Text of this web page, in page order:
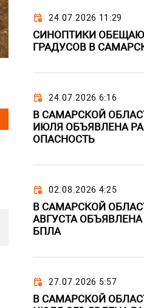
24.07.2026 11:29
СИНОПТИКИ
ГРАДУСОВ В
24.07.2026 6:16
В САМАРСКОЙ
ИЮЛЯ ОБЪЯВЛЕНА
ОПАСНОСТЬ
02.08.2026 4:25
В САМАРСКОЙ
АВГУСТА ОБЪЯВЛЕНА
БПЛА
27.07.2026 5:57
В САМАРСКОЙ